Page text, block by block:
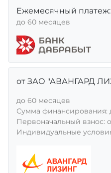
Ежемесячный платеж:
до 60 месяцев
от ЗАО "АВАНГАРД
до 60 месяцев
Сумма финансирования:
Первоначальный взнос:
Индивидуальные